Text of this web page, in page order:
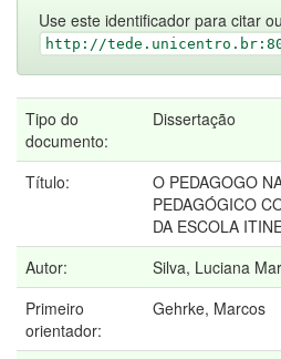
Use este identificador para citar
http://
Tipo do
documento:
Dissertação
Título:
O PEDAGOGO
PEDAGÓGICO
DA ESCOLA
Autor:
Silva, Luciana
Primeiro
orientador:
Gehrke, Marcos